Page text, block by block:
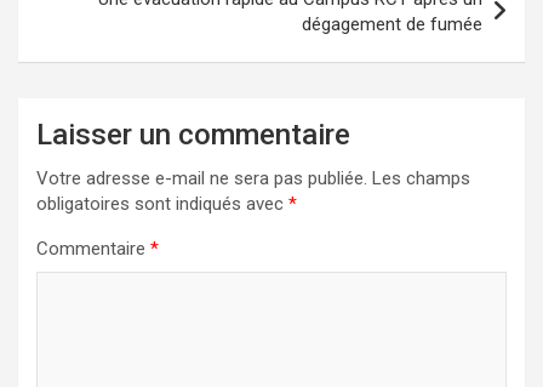
dégagement de fumée
Laisser un commentaire
Votre adresse e-mail ne sera pas publiée. Les champs
obligatoires sont indiqués avec *
Commentaire *